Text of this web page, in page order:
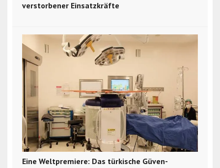
verstorbener Einsatzkräfte
Eine Weltpremiere: Das türkische Güven-